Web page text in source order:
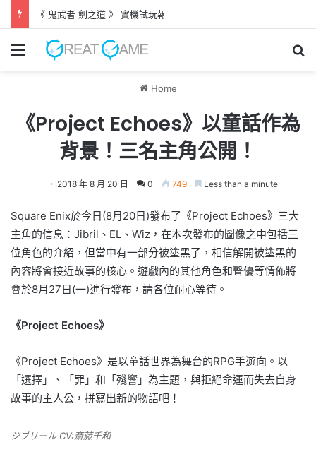
《 鬼武者 劍之道 》 實機試玩報告 源義經將是事件的起源！？
Menu
Home
《Project Echoes》以童話作為
背景！三名主角公開！
2018 年 8 月 20 日 0 749 Less than a minute
Square Enix於今日(8月20日)發布了《Project Echoes》三大
主角的信息：Jibril、EL、Wiz，在本次發布的圖像之中包括三
位角色的介紹，但當中有一部分被塗黑了，相信解開被塗黑的
內容將會接近故事的核心。遊戲內的其他角色和聲優等情佈將
會於8月27日(一)進行發布，請各位耐心等待。
《Project Echoes》
《Project Echoes》是以童話世界為舞台的RPG手遊向。以
「選擇」、「罪」和「殘響」為主題，與拒絕命運而失去自身
故事的主人公，拼寫出新的物語吧！
ジブリール CV:斎藤千和